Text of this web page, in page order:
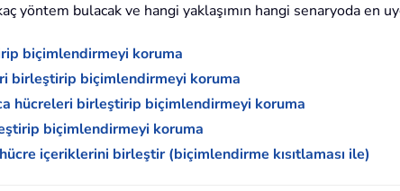
yöntem bulacak ve hangi yaklaşımın hangi senaryoda en
biçimlendirmeyi koruma
birleştirip biçimlendirmeyi koruma
hücreleri birleştirip biçimlendirmeyi koruma
biçimlendirmeyi koruma
içeriklerini birleştir (biçimlendirme kısıtlaması ile)